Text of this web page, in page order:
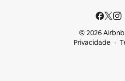
© 2026
Privacidade